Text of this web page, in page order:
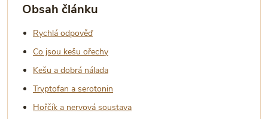
Obsah článku
Rychlá odpověď
Co jsou kešu ořechy
Kešu a dobrá nálada
Tryptofan a serotonin
Hořčík a nervová soustava